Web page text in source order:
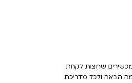
שרוצות לקחת
הבאה ולכל מדריכת